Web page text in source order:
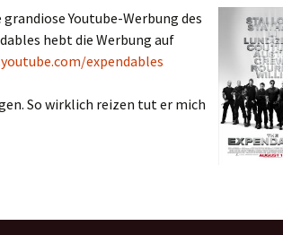
Youtube-Werbung des
hebt die Werbung auf
expendables
So wirklich reizen tut er mich